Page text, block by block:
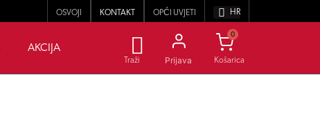
OSVOJI KONTAKT OPĆI UVJETI HR
AKCIJA
Traži Prijava
0